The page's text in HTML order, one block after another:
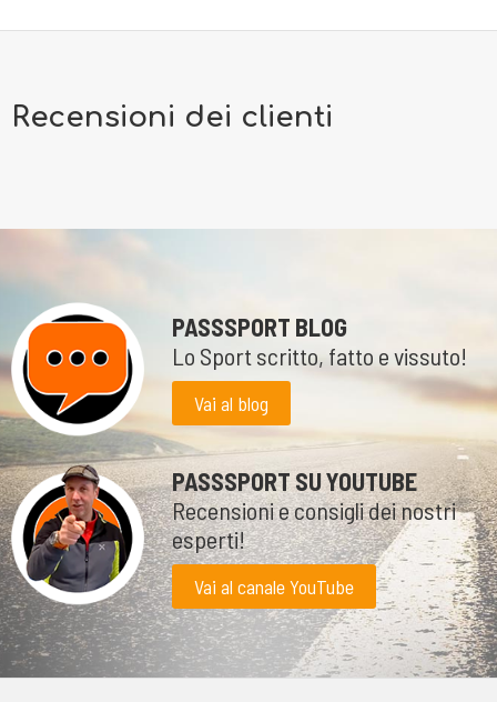
Recensioni dei clienti
PASSSPORT BLOG
Lo Sport scritto, fatto e vissuto!
Vai al blog
PASSSPORT SU YOUTUBE
Recensioni e consigli dei nostri
esperti!
Vai al canale YouTube